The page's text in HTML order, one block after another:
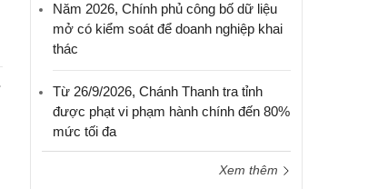
Năm 2026, Chính phủ công bố dữ liệu
mở có kiểm soát để doanh nghiệp khai
thác
Từ 26/9/2026, Chánh Thanh tra tỉnh
được phạt vi phạm hành chính đến 80%
mức tối đa
Xem thêm